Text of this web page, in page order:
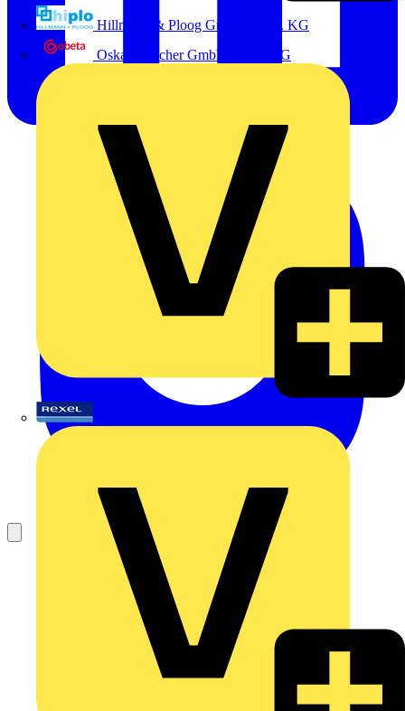
Hillmann & Ploog GmbH & Co. KG
Oskar Böttcher GmbH & Co. KG